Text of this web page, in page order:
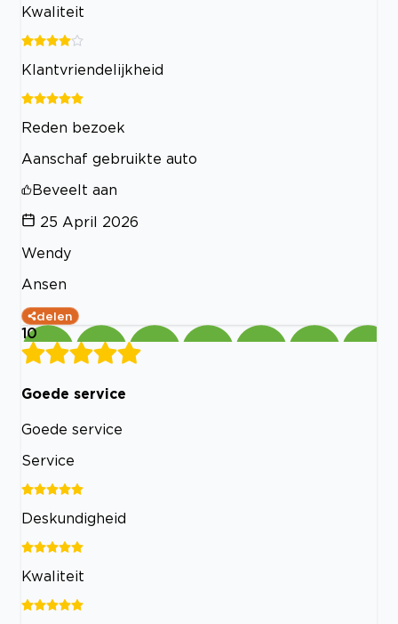
Kwaliteit
Klantvriendelijkheid
Reden bezoek
Aanschaf gebruikte auto
Beveelt aan
25 April 2026
Wendy
Ansen
delen
10
Goede service
Goede service
Service
Deskundigheid
Kwaliteit